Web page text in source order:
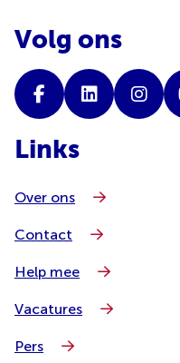
Volg ons
Links
Over ons
Contact
Help mee
Vacatures
Pers